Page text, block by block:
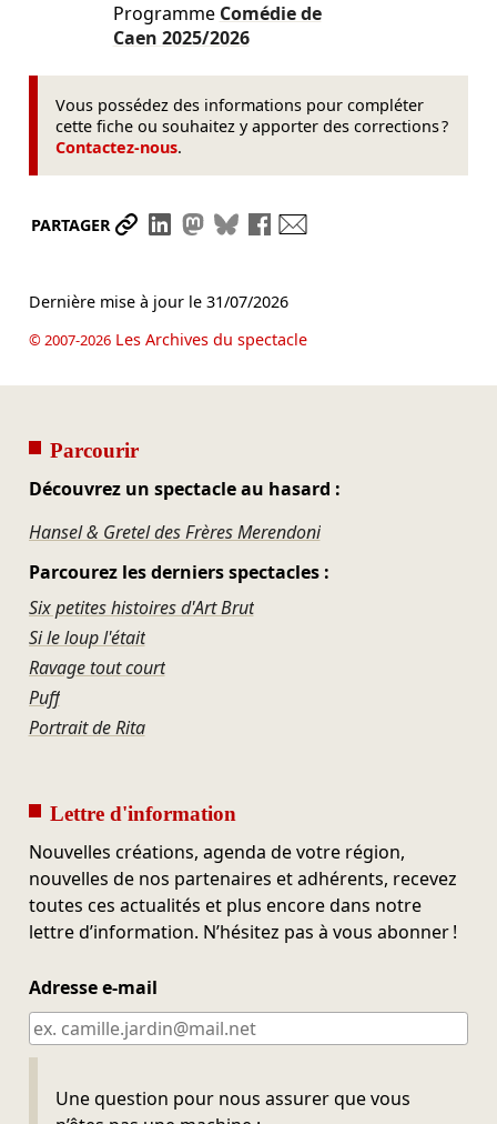
Programme Comédie de
Caen 2025/2026
Vous possédez des informations pour compléter
cette fiche ou souhaitez y apporter des corrections ?
Contactez-nous.
PARTAGER Partager le lien
Partager sur LinkedIn
Partager sur Mastodon
Partager sur Bluesky
Partager sur Facebook
Dernière mise à jour le 31/07/2026
© 2007-2026Les Archives du spectacle
Parcourir
Découvrez un spectacle au hasard :
Hansel & Gretel des Frères Merendoni
Parcourez les derniers spectacles :
Six petites histoires d'Art Brut
Si le loup l'était
Ravage tout court
Puff
Portrait de Rita
Lettre d'information
Nouvelles créations, agenda de votre région,
nouvelles de nos partenaires et adhérents, recevez
toutes ces actualités et plus encore dans notre
lettre d’information. N’hésitez pas à vous abonner !
Adresse e-mail
Une question pour nous assurer que vous
Ne pas remplir